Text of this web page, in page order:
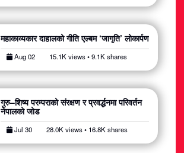
महाकाव्यकार दाहालको गीति एल्बम ‘जागृति’ लोकार्पण
Aug 02 15.1K views • 9.1K shares
गुरु–शिष्य परम्पराको संरक्षण र प्रवर्द्धनमा परिवर्तन
नेपालको जोड
Jul 30 28.0K views • 16.8K shares